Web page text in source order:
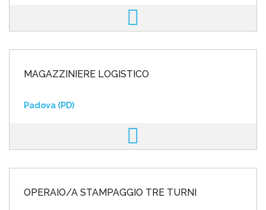
MAGAZZINIERE LOGISTICO
Padova (PD)
OPERAIO/A STAMPAGGIO TRE TURNI